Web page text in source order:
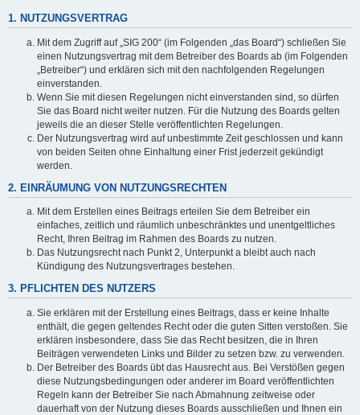
1. NUTZUNGSVERTRAG
Mit dem Zugriff auf „SIG 200“ (im Folgenden „das Board“) schließen Sie
einen Nutzungsvertrag mit dem Betreiber des Boards ab (im Folgenden
„Betreiber“) und erklären sich mit den nachfolgenden Regelungen
einverstanden.
Wenn Sie mit diesen Regelungen nicht einverstanden sind, so dürfen
Sie das Board nicht weiter nutzen. Für die Nutzung des Boards gelten
jeweils die an dieser Stelle veröffentlichten Regelungen.
Der Nutzungsvertrag wird auf unbestimmte Zeit geschlossen und kann
von beiden Seiten ohne Einhaltung einer Frist jederzeit gekündigt
werden.
2. EINRÄUMUNG VON NUTZUNGSRECHTEN
Mit dem Erstellen eines Beitrags erteilen Sie dem Betreiber ein
einfaches, zeitlich und räumlich unbeschränktes und unentgeltliches
Recht, Ihren Beitrag im Rahmen des Boards zu nutzen.
Das Nutzungsrecht nach Punkt 2, Unterpunkt a bleibt auch nach
Kündigung des Nutzungsvertrages bestehen.
3. PFLICHTEN DES NUTZERS
Sie erklären mit der Erstellung eines Beitrags, dass er keine Inhalte
enthält, die gegen geltendes Recht oder die guten Sitten verstoßen. Sie
erklären insbesondere, dass Sie das Recht besitzen, die in Ihren
Beiträgen verwendeten Links und Bilder zu setzen bzw. zu verwenden.
Der Betreiber des Boards übt das Hausrecht aus. Bei Verstößen gegen
diese Nutzungsbedingungen oder anderer im Board veröffentlichten
Regeln kann der Betreiber Sie nach Abmahnung zeitweise oder
dauerhaft von der Nutzung dieses Boards ausschließen und Ihnen ein